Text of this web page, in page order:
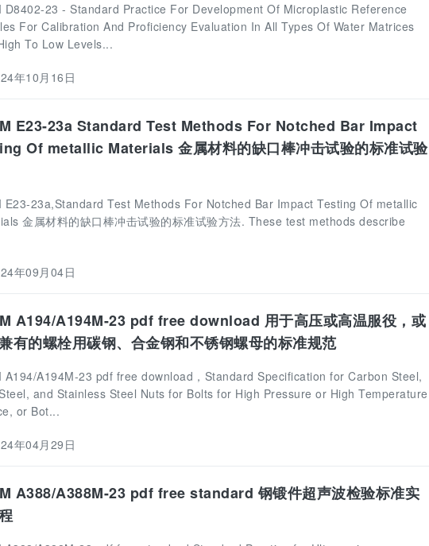
D8402-23 - Standard Practice For Development Of Microplastic Reference
For Calibration And Proficiency Evaluation In All Types Of Water Matrices
To Low Levels...
年10月16日
E23-23a Standard Test Methods For Notched Bar Impact
Of metallic Materials 金属材料的缺口棒冲击试验的标准试验
E23-23a,Standard Test Methods For Notched Bar Impact Testing Of metallic
金属材料的缺口棒冲击试验的标准试验方法. These test methods describe
年09月04日
A194/A194M-23 pdf free download 用于高压或高温服役，或
有的螺栓用碳钢、合金钢和不锈钢螺母的标准规范
A194/A194M-23 pdf free download，Standard Specification for Carbon Steel,
and Stainless Steel Nuts for Bolts for High Pressure or High Temperature
or Bot...
年04月29日
A388/A388M-23 pdf free standard 钢锻件超声波检验标准实